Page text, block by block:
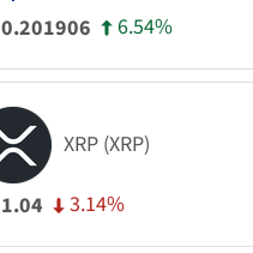
0.201906 6.54%
XRP (XRP)
1.04 3.14%